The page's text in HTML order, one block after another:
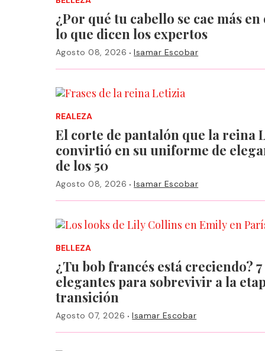
¿Por qué tu cabello se cae más en
lo que dicen los expertos
Agosto 08, 2026 ·Isamar Escobar
REALEZA
El corte de pantalón que la reina
convirtió en su uniforme de
de los 50
Agosto 08, 2026 ·Isamar Escobar
BELLEZA
¿Tu bob francés está creciendo?
elegantes para sobrevivir a la
transición
Agosto 07, 2026 ·Isamar Escobar